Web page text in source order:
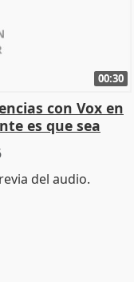
00:30
con Vox en
es que sea